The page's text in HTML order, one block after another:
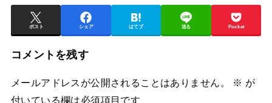
ポスト シェア はてブ 送る Pocket
コメントを残す
メールアドレスが公開されることはありません。 ※ が
付いている欄は必須項目です